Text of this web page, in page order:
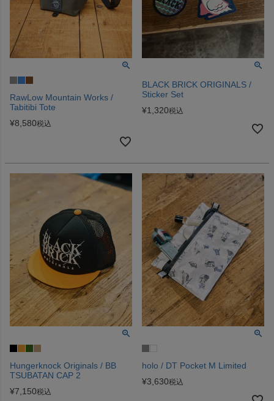
RawLow Mountain Works /
Tabitibi Tote
¥8,580税込
BLACK BRICK ORIGINALS /
Sticker Set
¥1,320税込
Hungerknock Originals / BB
TSUBATAN CAP 2
¥7,150税込
holo / DT Pocket M Limited
¥3,630税込